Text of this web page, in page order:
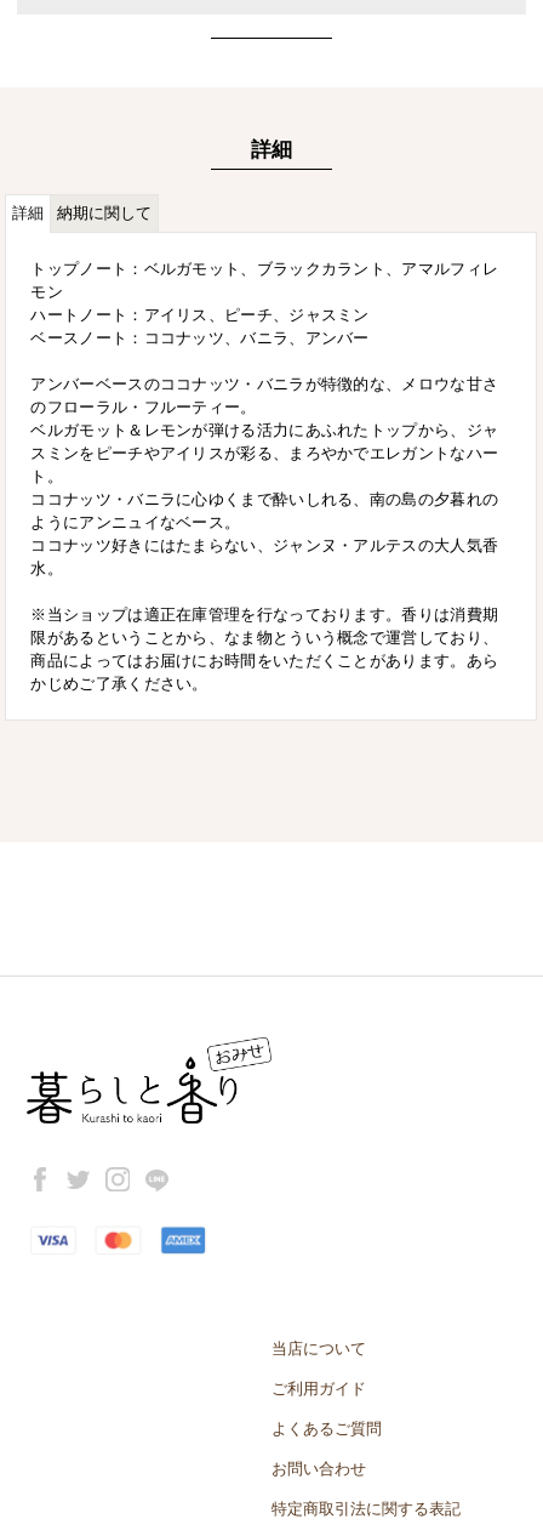
詳細
詳細 納期に関して
トップノート：ベルガモット、ブラックカラント、アマルフィレ
モン
ハートノート：アイリス、ピーチ、ジャスミン
ベースノート：ココナッツ、バニラ、アンバー
アンバーベースのココナッツ・バニラが特徴的な、メロウな甘さ
のフローラル・フルーティー。
ベルガモット＆レモンが弾ける活力にあふれたトップから、ジャ
スミンをピーチやアイリスが彩る、まろやかでエレガントなハー
ト。
ココナッツ・バニラに心ゆくまで酔いしれる、南の島の夕暮れの
ようにアンニュイなベース。
ココナッツ好きにはたまらない、ジャンヌ・アルテスの大人気香
水。
※当ショップは適正在庫管理を行なっております。香りは消費期
限があるということから、なま物とういう概念で運営しており、
商品によってはお届けにお時間をいただくことがあります。あら
かじめご了承ください。
当店について
ご利用ガイド
よくあるご質問
お問い合わせ
特定商取引法に関する表記